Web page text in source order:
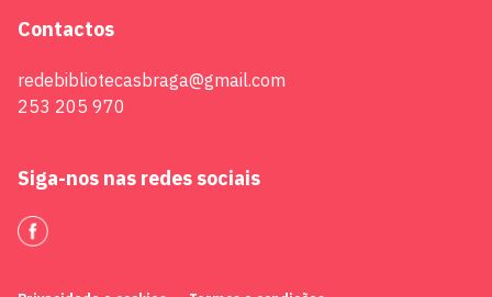
Contactos
redebibliotecasbraga@gmail.com
253 205 970
Siga-nos nas redes sociais